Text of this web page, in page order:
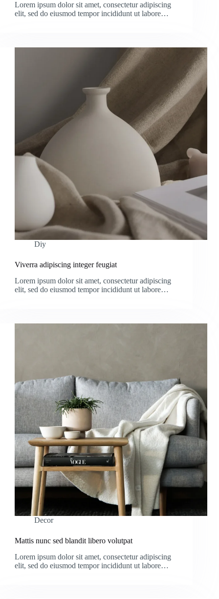
Lorem ipsum dolor sit amet, consectetur adipiscing
elit, sed do eiusmod tempor incididunt ut labore…
Diy
Viverra adipiscing integer feugiat
Lorem ipsum dolor sit amet, consectetur adipiscing
elit, sed do eiusmod tempor incididunt ut labore…
Decor
Mattis nunc sed blandit libero volutpat
Lorem ipsum dolor sit amet, consectetur adipiscing
elit, sed do eiusmod tempor incididunt ut labore…